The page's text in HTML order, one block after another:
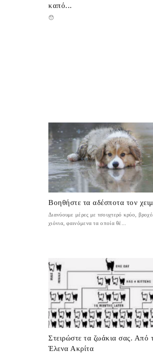
καπό...
😯
Βοηθήστε τα αδέσποτα τον
Διανύουμε μέρες με τσουχτερό κρύο,
χιόνια, φαινόμενα τα οποία θέ...
Στειρώστε τα ζωάκια σας. Από
Έλενα Ακρίτα